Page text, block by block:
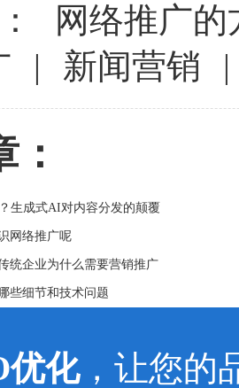
网络推广的
| 新闻营销 |
生成式AI对内容分发的颠覆
网络推广呢
统企业为什么需要营销推广
些细节和技术问题
优化，让您的